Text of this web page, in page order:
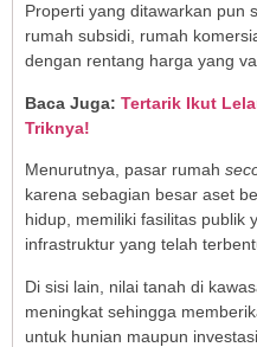
Properti yang ditawarkan pun
rumah subsidi, rumah
dengan rentang harga yang
Baca Juga: Tertarik Ikut
Triknya!
Menurutnya, pasar rumah
karena sebagian besar aset
hidup, memiliki fasilitas publik
infrastruktur yang telah
Di sisi lain, nilai tanah di
meningkat sehingga
untuk hunian maupun investasi.